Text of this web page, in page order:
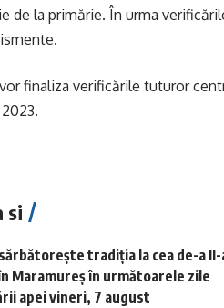
de la primărie. În urma
finaliza verificările tuturor
si
tradiția la cea de-a
Maramureș în următoarele zile
apei vineri, 7 august